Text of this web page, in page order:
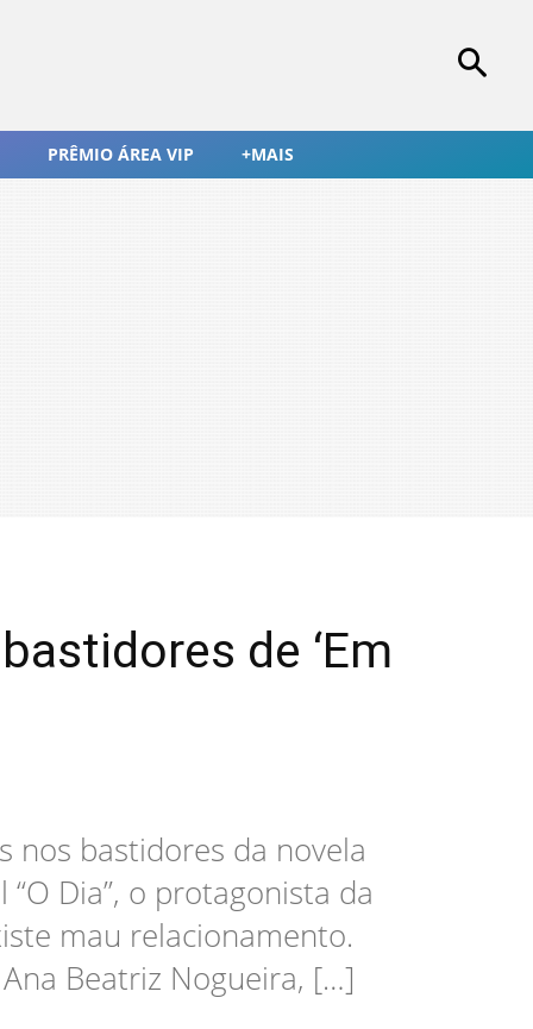
PRÊMIO ÁREA VIP +MAIS
de ‘Em
nos bastidores da novela
Dia”, o protagonista da
mau relacionamento.
Beatriz Nogueira, […]